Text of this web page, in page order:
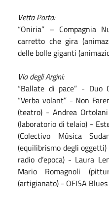
Vetta Porta:
“Oniria” – Compagnia
carretto che gira
delle bolle giganti
Via degli Argini:
“Ballate di pace” - Duo
“Verba volant” - Non
(teatro) - Andrea
(laboratorio di telaio) -
(Colectivo Música
(equilibrismo degli
radio d’epoca) - Laura
Mario Romagnoli
(artigianato) - OFISA